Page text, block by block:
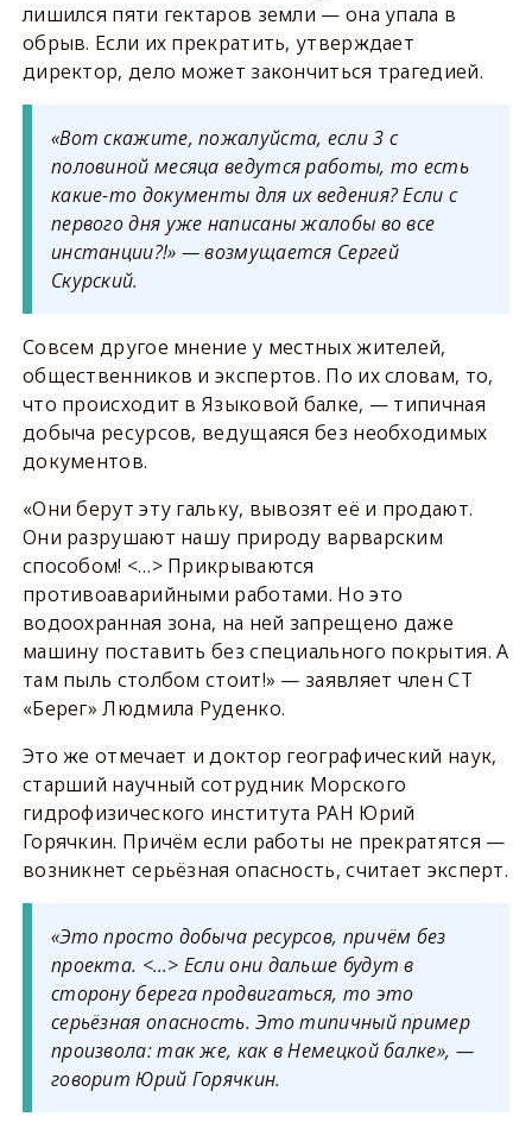
лишился пяти гектаров земли — она упала в
обрыв. Если их прекратить, утверждает
директор, дело может закончиться трагедией.
«Вот скажите, пожалуйста, если 3 с
половиной месяца ведутся работы, то есть
какие-то документы для их ведения? Если с
первого дня уже написаны жалобы во все
инстанции?!» — возмущается Сергей
Скурский.
Совсем другое мнение у местных жителей,
общественников и экспертов. По их словам, то,
что происходит в Языковой балке, — типичная
добыча ресурсов, ведущаяся без необходимых
документов.
«Они берут эту гальку, вывозят её и продают.
Они разрушают нашу природу варварским
способом! <…> Прикрываются
противоаварийными работами. Но это
водоохранная зона, на ней запрещено даже
машину поставить без специального покрытия. А
там пыль столбом стоит!» — заявляет член СТ
«Берег» Людмила Руденко.
Это же отмечает и доктор географический наук,
старший научный сотрудник Морского
гидрофизического института РАН Юрий
Горячкин. Причём если работы не прекратятся —
возникнет серьёзная опасность, считает эксперт.
«Это просто добыча ресурсов, причём без
проекта. <…> Если они дальше будут в
сторону берега продвигаться, то это
серьёзная опасность. Это типичный пример
произвола: так же, как в Немецкой балке», —
говорит Юрий Горячкин.